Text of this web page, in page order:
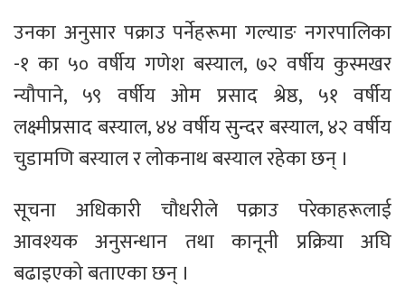
उनका अनुसार पक्राउ पर्नेहरूमा गल्याङ नगरपालिका
-१ का ५० वर्षीय गणेश बस्याल, ७२ वर्षीय कुस्मखर
न्यौपाने, ५९ वर्षीय ओम प्रसाद श्रेष्ठ, ५१ वर्षीय
लक्ष्मीप्रसाद बस्याल, ४४ वर्षीय सुन्दर बस्याल, ४२ वर्षीय
चुडामणि बस्याल र लोकनाथ बस्याल रहेका छन् ।
सूचना अधिकारी चौधरीले पक्राउ परेकाहरूलाई
आवश्यक अनुसन्धान तथा कानूनी प्रक्रिया अघि
बढाइएको बताएका छन् ।